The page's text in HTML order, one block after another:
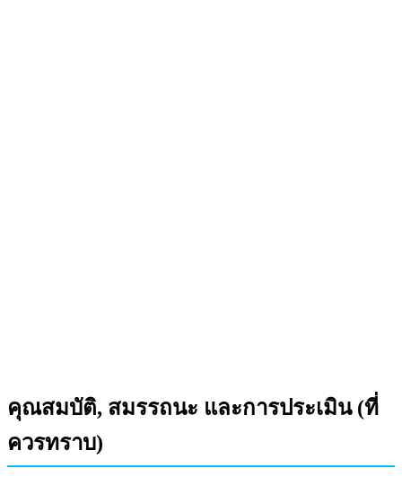
คุณสมบัติ, สมรรถนะ และการประเมิน (ที่
ควรทราบ)